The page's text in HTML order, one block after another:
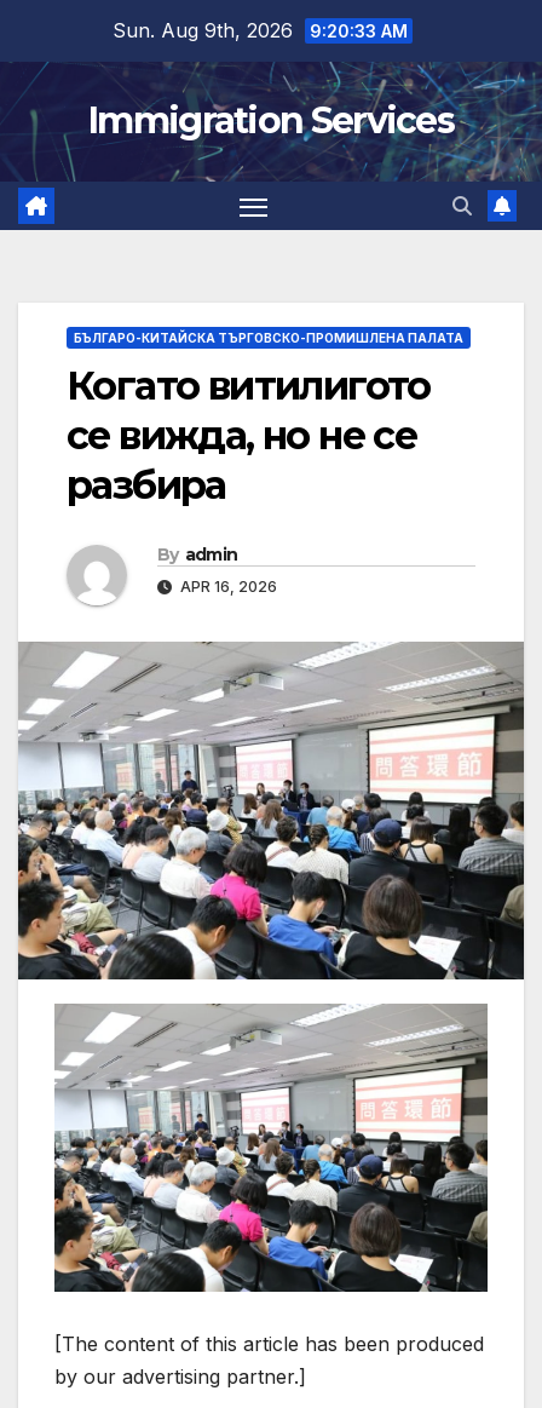
content
Sun. Aug 9th, 2026 9:20:35 AM
Immigration Services
БЪЛГАРО-КИТАЙСКА ТЪРГОВСКО-ПРОМИШЛЕНА ПАЛАТА
Когато витилигото
се вижда, но не се
разбира
By admin
APR 16, 2026
[The content of this article has been produced
by our advertising partner.]